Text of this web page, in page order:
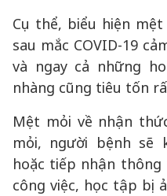
Cụ thể, biểu hiện
sau mắc COVID-19
và ngay cả những
nhàng cũng tiêu tốn
Mệt mỏi về nhận
mỏi, người bệnh sẽ
hoặc tiếp nhận
công việc, học tập bị